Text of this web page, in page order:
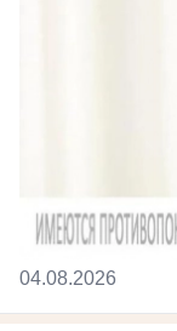
04.08.2026